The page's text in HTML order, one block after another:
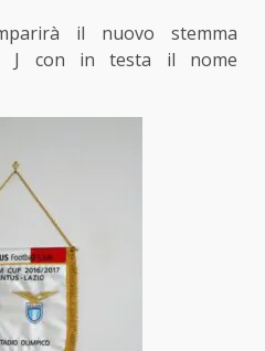
il nuovo stemma
J con in testa il nome